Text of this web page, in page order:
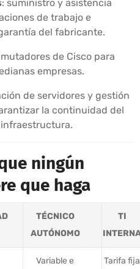
: suministro y asistencia
de trabajo e
del fabricante.
de Cisco para
empresas.
de servidores y gestión
la continuidad del
ningún
que haga
TÉCNICO
AUTÓNOMO
TI
Variable e
Tarifa fija